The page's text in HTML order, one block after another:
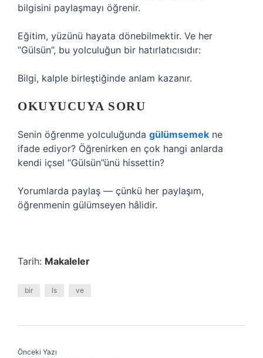
bilgisini paylaşmayı öğrenir.
Eğitim, yüzünü hayata dönebilmektir. Ve her
“Gülsün”, bu yolculuğun bir hatırlatıcısıdır:
Bilgi, kalple birleştiğinde anlam kazanır.
OKUYUCUYA SORU
Senin öğrenme yolculuğunda gülümsemek ne
ifade ediyor? Öğrenirken en çok hangi anlarda
kendi içsel “Gülsün”ünü hissettin?
Yorumlarda paylaş — çünkü her paylaşım,
öğrenmenin gülümseyen hâlidir.
Tarih: Makaleler
bir ls ve
Önceki Yazı